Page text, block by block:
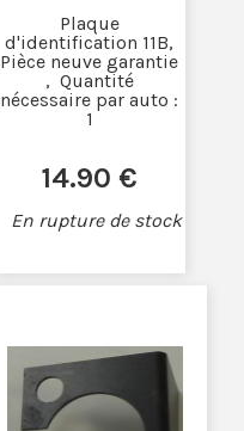
14.90 €
En rupture de stock
Plaque
d'identification 11B,
Pièce neuve garantie
, Quantité
nécessaire par auto :
1